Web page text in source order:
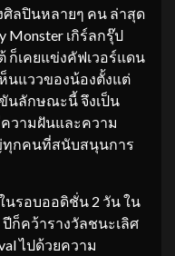
ศิลปินหลายๆ คน ล่าสุด
Monster เกิร์ลกรุ๊ป
ก็เคยแข่งคัฟเวอร์แดน
นแววของน้องตั้งแต่
นลักษณะนี้ จึงเป็น
วามฝันและความ
กคนที่สนับสนุนการ
รอบออดิชั่น 2 วัน ใน
ก็คว้ารางวัลชนะเลิศ
ไปด้วยความ